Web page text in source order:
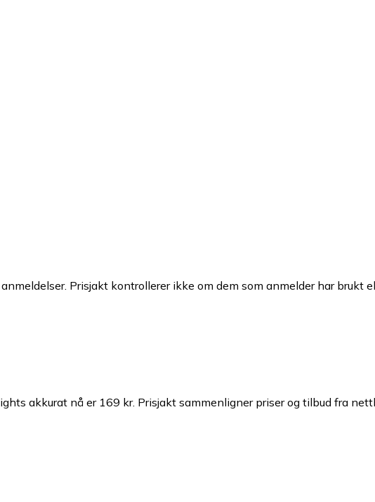
Prisjakt kontrollerer ikke om dem som anmelder har brukt
akkurat nå er 169 kr. Prisjakt sammenligner priser og tilbud fra